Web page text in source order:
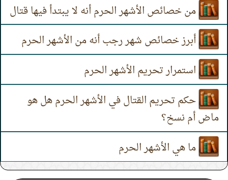
من خصائص الأشهر الحرم أنه لا يبتدأ فيها قتال
أبرز خصائص شهر رجب أنه من الأشهر الحرم
استمرار تحريم الأشهر الحرم
حكم تحريم القتال في الأشهر الحرم هل هو
ماض أم نسخ؟
ما هي الأشهر الحرم